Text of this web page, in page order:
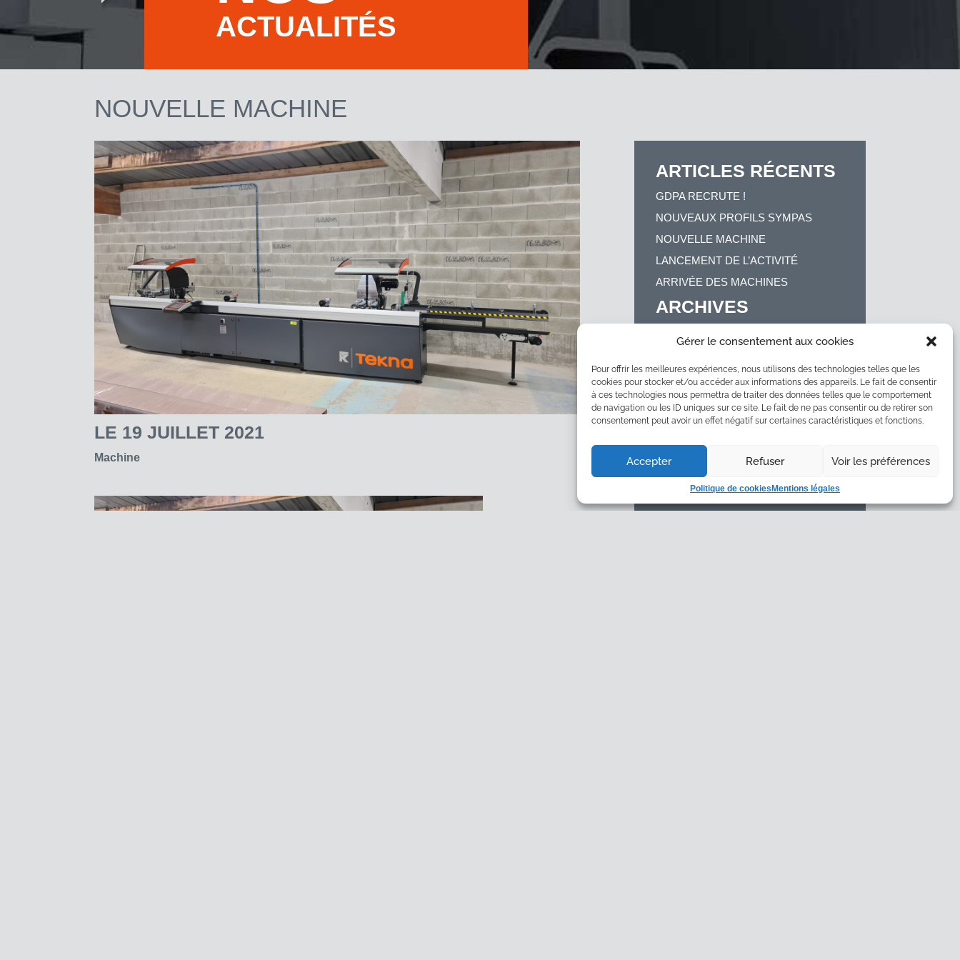
Gérer le consentement aux cookies
Pour offrir les meilleures expériences, nous utilisons des technologies telles que les
cookies pour stocker et/ou accéder aux informations des appareils. Le fait de consentir
à ces technologies nous permettra de traiter des données telles que le comportement
de navigation ou les ID uniques sur ce site. Le fait de ne pas consentir ou de retirer son
consentement peut avoir un effet négatif sur certaines caractéristiques et fonctions.
Accepter Refuser Voir les préférences
Politique de cookies Mentions légales
ACTUALITÉS
NOUVELLE MACHINE
LE 19 JUILLET 2021
Machine
ARTICLES RÉCENTS
GDPA RECRUTE !
NOUVEAUX PROFILS SYMPAS
NOUVELLE MACHINE
LANCEMENT DE L’ACTIVITÉ
ARRIVÉE DES MACHINES
ARCHIVES
juillet 2021(1)
mai 2021(2)
CATÉGORIES
Lancement
Nouveautés